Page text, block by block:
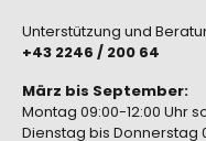
Unterstützung und
+43 2246 / 200 64
März bis September:
Montag 09:00-12:00 Uhr
Dienstag bis Donnerstag